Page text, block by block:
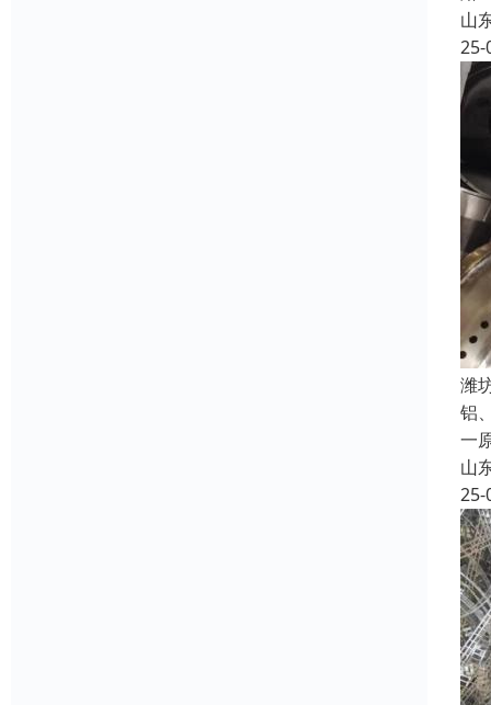
山
25-
潍
铝
一
山
25-